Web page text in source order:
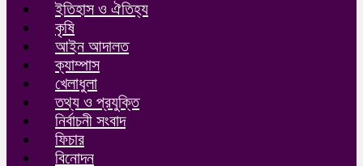
ইতিহাস ও ঐতিহ্য
কৃষি
আইন আদালত
ক্যাম্পাস
খেলাধুলা
তথ্য ও প্রযুক্তি
নির্বাচনী সংবাদ
ফিচার
বিনোদন